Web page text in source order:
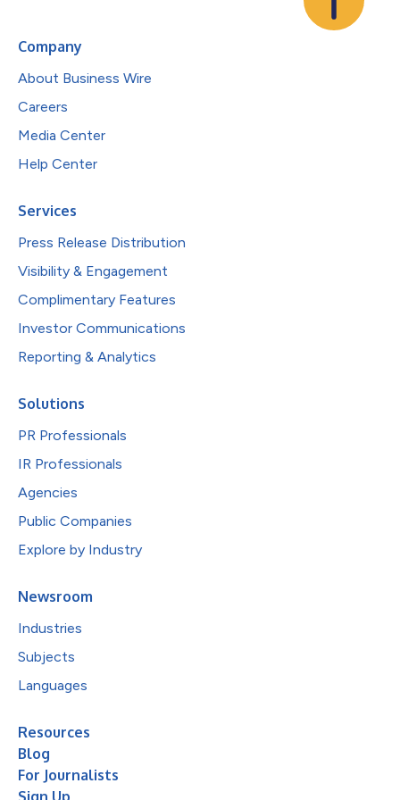
Company
About Business Wire
Careers
Media Center
Help Center
Services
Press Release Distribution
Visibility & Engagement
Complimentary Features
Investor Communications
Reporting & Analytics
Solutions
PR Professionals
IR Professionals
Agencies
Public Companies
Explore by Industry
Newsroom
Industries
Subjects
Languages
Resources
Blog
For Journalists
Sign Up